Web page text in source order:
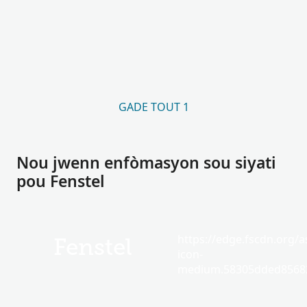
GADE TOUT 1
Nou jwenn enfòmasyon sou siyati
pou Fenstel